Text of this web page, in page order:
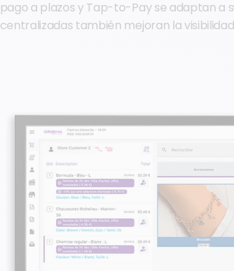
pago a plazos y Tap-to-Pay se adaptan a
centralizadas también mejoran la